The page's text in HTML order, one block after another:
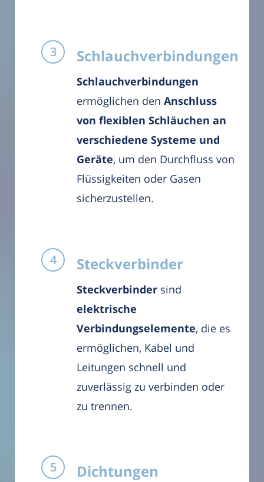
Schlauchverbindungen
Schlauchverbindungen
ermöglichen den Anschluss
von flexiblen Schläuchen an
verschiedene Systeme und
Geräte, um den Durchfluss von
Flüssigkeiten oder Gasen
sicherzustellen.
Steckverbinder
Steckverbinder sind
elektrische
Verbindungselemente, die es
ermöglichen, Kabel und
Leitungen schnell und
zuverlässig zu verbinden oder
zu trennen.
Dichtungen